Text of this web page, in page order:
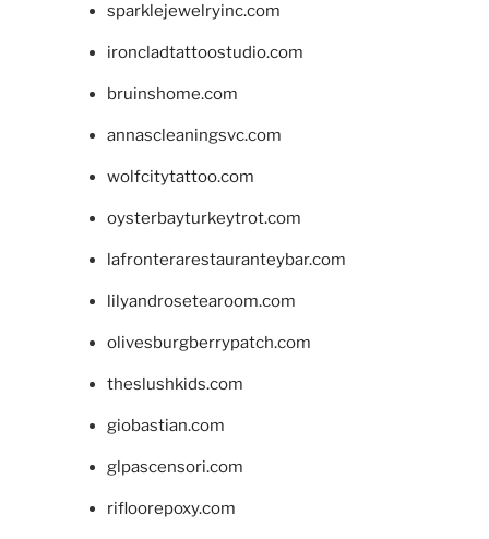
sparklejewelryinc.com
ironcladtattoostudio.com
bruinshome.com
annascleaningsvc.com
wolfcitytattoo.com
oysterbayturkeytrot.com
lafronterarestauranteybar.com
lilyandrosetearoom.com
olivesburgberrypatch.com
theslushkids.com
giobastian.com
glpascensori.com
rifloorepoxy.com